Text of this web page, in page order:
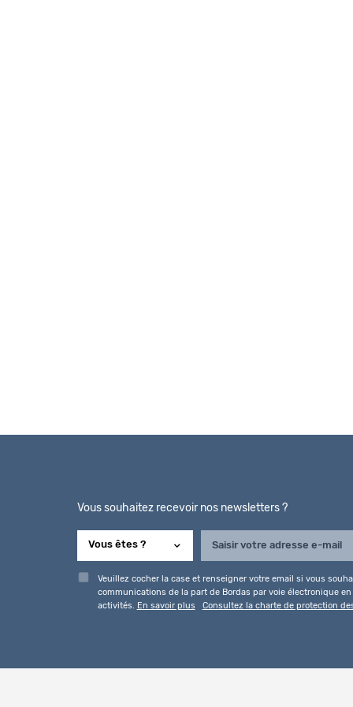
Vous souhaitez recevoir nos newsletters ?
Veuillez cocher la case et renseigner votre email si vous
communications de la part de Bordas par voie électronique
activités. En savoir plus Consultez la charte de protection